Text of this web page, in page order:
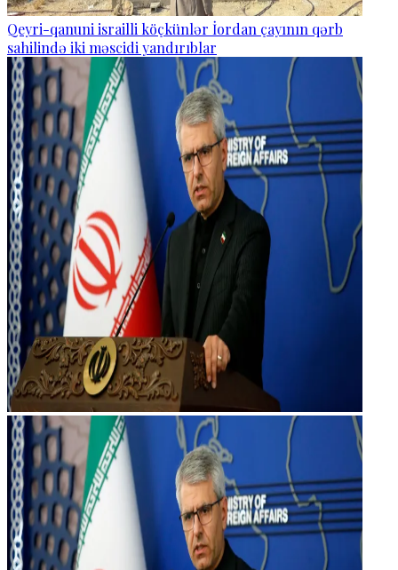
Qeyri-qanuni israilli köçkünlər İordan çayının qərb
sahilində iki məscidi yandırıblar